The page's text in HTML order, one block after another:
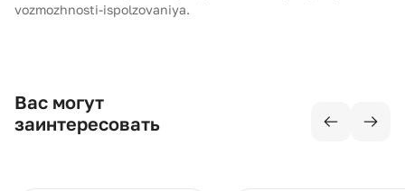
vozmozhnosti-ispolzovaniya.
Вас могут
заинтересовать